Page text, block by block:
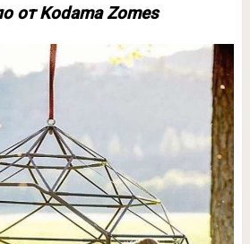
от Kodama Zomes